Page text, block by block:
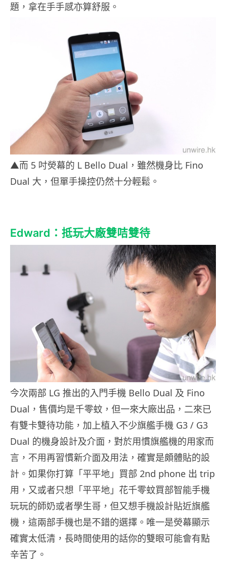
題，拿在手手感亦算舒服。
▲而 5 吋熒幕的 L Bello Dual，雖然機身比 Fino
Dual 大，但單手操控仍然十分輕鬆。
Edward：抵玩大廠雙咭雙待
今次兩部 LG 推出的入門手機 Bello Dual 及 Fino
Dual，售價均是千零蚊，但一來大廠出品，二來已
有雙卡雙待功能，加上植入不少旗艦手機 G3 / G3
Dual 的機身設計及介面，對於用慣旗艦機的用家而
言，不用再習慣新介面及用法，確實是頗體貼的設
計。如果你打算「平平地」買部 2nd phone 出 trip
用，又或者只想「平平地」花千零蚊買部智能手機
玩玩的師奶或者學生哥，但又想手機設計貼近旗艦
機，這兩部手機也是不錯的選擇。唯一是熒幕顯示
確實太低清，長時間使用的話你的雙眼可能會有點
辛苦了。